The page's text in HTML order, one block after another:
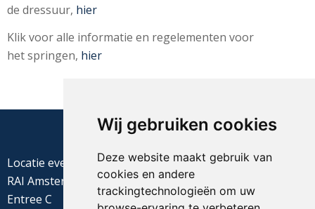
Wij gebruiken cookies
Deze website maakt gebruik van
cookies en andere
trackingtechnologieën om uw
de dressuur, hier
Klik voor alle informatie en regelementen voor
het springen, hier
Locatie evenement
RAI Amsterdam
Entree C